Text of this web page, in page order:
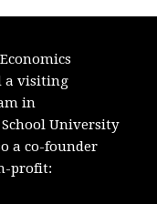
a visiting
in
University
a co-founder
profit: